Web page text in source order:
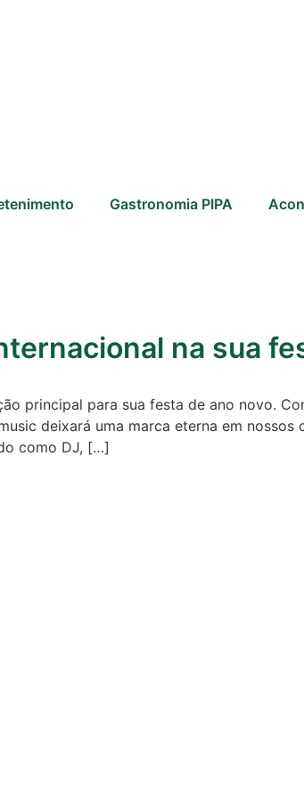
Gastronomia PIPA
na sua
principal para sua festa de ano novo.
deixará uma marca eterna em
como DJ, […]